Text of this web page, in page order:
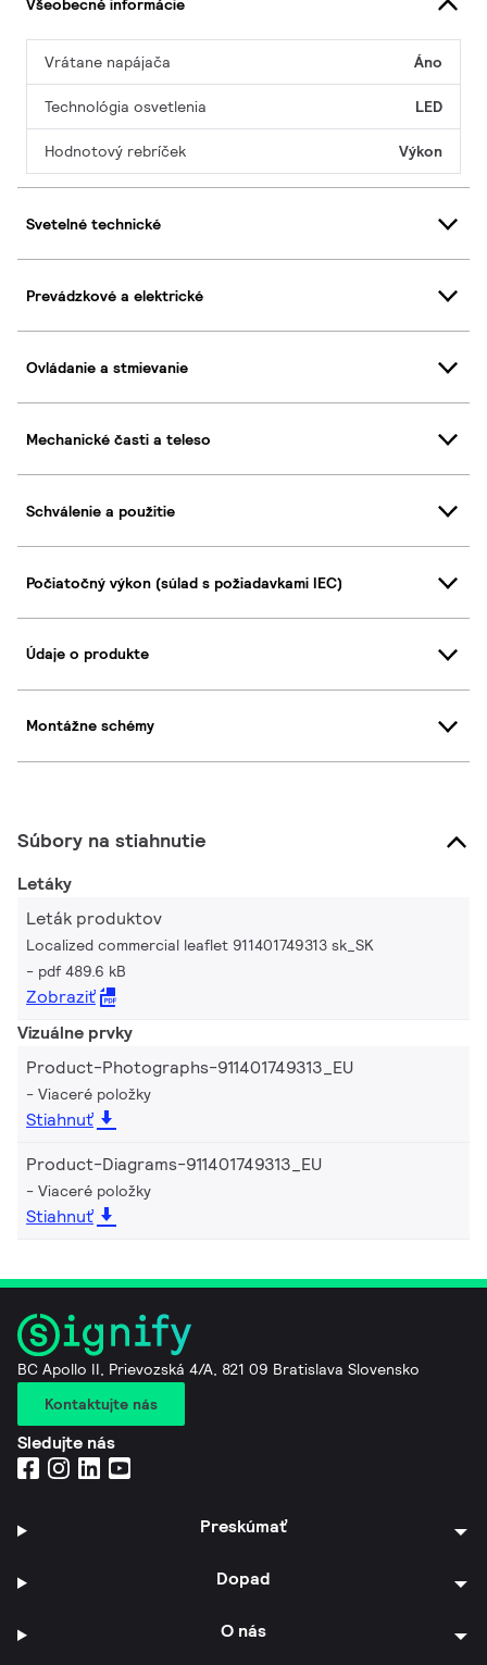
Vrátane napájača Áno
Technológia osvetlenia LED
Hodnotový rebríček Výkon
Svetelné technické
Prevádzkové a elektrické
Ovládanie a stmievanie
Mechanické časti a teleso
Schválenie a použitie
Počiatočný výkon (súlad s požiadavkami IEC)
Údaje o produkte
Montážne schémy
Súbory na stiahnutie
Letáky
Leták produktov
Localized commercial leaflet 911401749313 sk_SK
pdf 489.6 kB
Zobraziť
Vizuálne prvky
Product-Photographs-911401749313_EU
Viaceré položky
Stiahnuť
Product-Diagrams-911401749313_EU
Viaceré položky
Stiahnuť
BC Apollo II, Prievozská 4/A, 821 09 Bratislava Slovensko
Kontaktujte nás
Sledujte nás
Preskúmať
Dopad
O nás